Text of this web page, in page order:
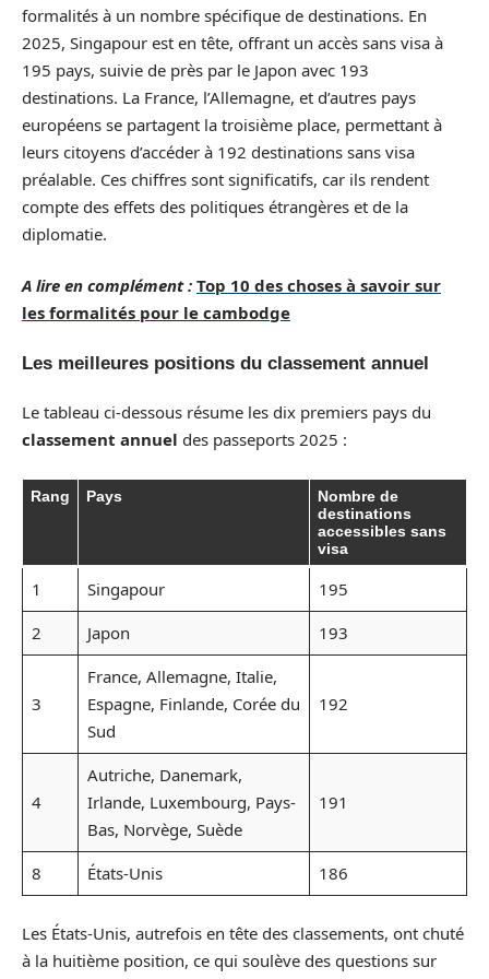
formalités à un nombre spécifique de destinations. En
2025, Singapour est en tête, offrant un accès sans visa à
195 pays, suivie de près par le Japon avec 193
destinations. La France, l’Allemagne, et d’autres pays
européens se partagent la troisième place, permettant à
leurs citoyens d’accéder à 192 destinations sans visa
préalable. Ces chiffres sont significatifs, car ils rendent
compte des effets des politiques étrangères et de la
diplomatie.
A lire en complément : Top 10 des choses à savoir sur
les formalités pour le cambodge
Les meilleures positions du classement annuel
Le tableau ci-dessous résume les dix premiers pays du
classement annuel des passeports 2025 :
Rang Pays
Nombre de
destinations
accessibles sans
visa
1 Singapour
195
2
Japon 193
3
France, Allemagne, Italie,
Espagne, Finlande, Corée du
Sud
192
4
Autriche, Danemark,
Irlande, Luxembourg, Pays-
Bas, Norvège, Suède
191
8 États-Unis 186
Les États-Unis, autrefois en tête des classements, ont chuté
à la huitième position, ce qui soulève des questions sur